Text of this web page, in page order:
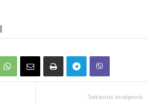
Sekantis straipsnis